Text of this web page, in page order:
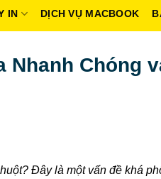
IN DỊCH VỤ MACBOOK
Nhanh Chóng
Đây là một vấn đề khá